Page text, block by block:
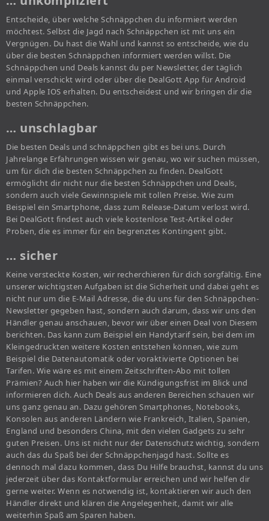
Entscheide, über welche Schnäppchen du informiert werden
möchtest. Selbst die Jagd nach Schnäppchen ist mit uns ein
Vergnügen. Du hast die Wahl und kannst so entscheide, wie du
über die besten Schnäppchen informiert werden willst. Die
Schnäppchen und Deals kannst du per Newsletter, der täglich
einmal verschickt wird oder über die DealGott App für Android
und Apple IOS erhalten. Du entscheidest und wir bringen dir die
besten Schnäppchen.
… unschlagbar
Die besten Deals und schnäppchen gibt es bei uns. Durch
Jahrelange Erfahrungen wissen wir genau, wo wir suchen müssen,
um für dich die besten Schnäppchen zu finden. DealGott
ermöglicht dir nicht nur die besten Schnäppchen und Deals,
sondern auch viele Gewinnspiele mit tollen Preise. Wie zum
Beispiel ein Smartphone, dass zum Release-Datum verlost wird.
Bei DealGott findest auch viele kostenlose Test-Artikel oder
Proben, die es immer für ein begrenztes Kontingent gibt.
… sicher
Keine versteckte Kosten, wir recherchieren für dich sorgfältig. Eine
unserer wichtigsten Aufgaben ist die Sicherheit und dabei geht es
nicht nur um die E-Mail Adresse, die du uns für den Schnäppchen-
Newsletter gegeben hast, sondern auch darum, dass wir uns den
Händler genau anschauen, bevor wir über einen Deal von Diesem
berichten. Das kann zum Beispiel ein Handytarif sein, bei dem im
Kleingedruckten weitere Kosten entstehen können, wie zum
Beispiel die Datenautomatik oder voraktivierte Optionen bei
Tarifen. Wie wäre es mit einem Zeitschriften-Abo mit tollen
Prämien? Auch hier haben wir die Kündigungsfrist im Blick und
informieren dich. Auch Deals aus anderen Bereichen schauen wir
uns ganz genau an. Dazu gehören Smartphones, Notebooks,
Konsolen aus anderen Ländern wie Frankreich, Italien, Spanien,
England und besonders China, mit den vielen Gadgets zu sehr
guten Preisen. Uns ist nicht nur der Datenschutz wichtig, sondern
auch das du Spaß bei der Schnäppchenjagd hast. Sollte es
dennoch mal dazu kommen, dass Du Hilfe brauchst, kannst du uns
jederzeit über das Kontaktformular erreichen und wir helfen dir
gerne weiter. Wenn es notwendig ist, kontaktieren wir auch den
Händler direkt und klären die Angelegenheit, damit wir alle
weiterhin Spaß am Sparen haben.